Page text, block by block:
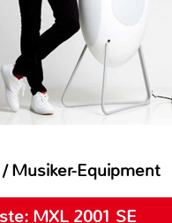
Musiker-Equipment
MXL 2001 SE